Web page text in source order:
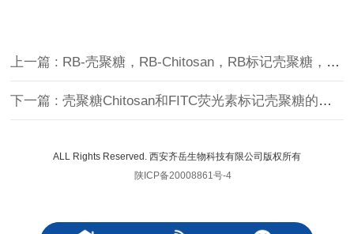
上一篇 : RB-壳聚糖，RB-Chitosan，RB标记壳聚糖，罗丹明B标记壳聚糖特点
下一篇 : 壳聚糖Chitosan和FITC荧光素标记壳聚糖的区别
ALL Rights Reserved. 西安齐岳生物科技有限公司版权所有
陕ICP备20008861号-4